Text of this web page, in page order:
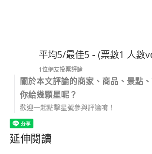
平均5/最佳5 - (票數1 人數
1位網友投票評論
關於本文評論的商家、商品、景點
你給幾顆星呢？
歡迎一起點擊星號參與評論唷！
延伸閱讀